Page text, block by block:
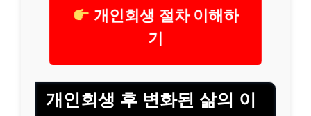
개인회생 절차 이해하
기
개인회생 후 변화된 삶의 이